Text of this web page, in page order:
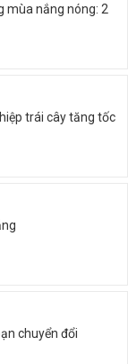
mùa nắng nóng: 2
trái cây tăng tốc
chuyển đổi